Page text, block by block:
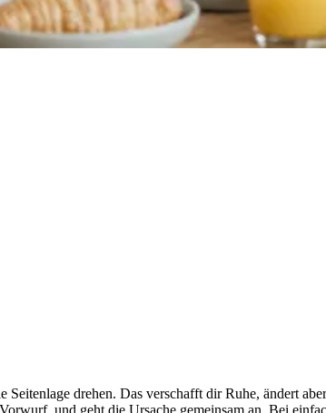
drehen. Das verschafft dir Ruhe, ändert
und geht die Ursache gemeinsam an. Bei